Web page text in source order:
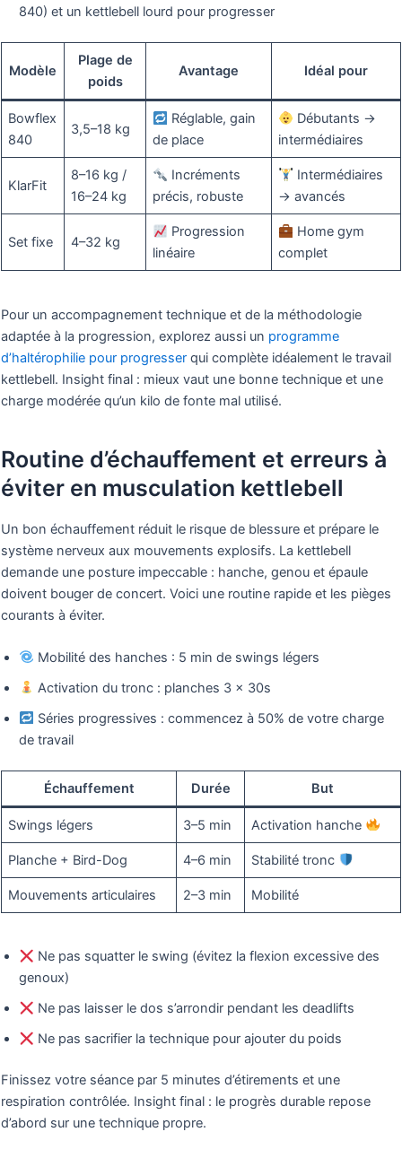
840) et un kettlebell lourd pour progresser
Modèle
Plage de
poids
Avantage Idéal pour
Bowflex
840
3,5–18 kg
Réglable, gain
de place
Débutants →
intermédiaires
KlarFit
8–16 kg /
16–24 kg
Incréments
précis, robuste
Intermédiaires
→ avancés
Set fixe 4–32 kg
Progression
linéaire
Home gym
complet
Pour un accompagnement technique et de la méthodologie
adaptée à la progression, explorez aussi un programme
d’haltérophilie pour progresser qui complète idéalement le travail
kettlebell. Insight final : mieux vaut une bonne technique et une
charge modérée qu’un kilo de fonte mal utilisé.
Routine d’échauffement et erreurs à
éviter en musculation kettlebell
Un bon échauffement réduit le risque de blessure et prépare le
système nerveux aux mouvements explosifs. La kettlebell
demande une posture impeccable : hanche, genou et épaule
doivent bouger de concert. Voici une routine rapide et les pièges
courants à éviter.
Mobilité des hanches : 5 min de swings légers
Activation du tronc : planches 3 × 30s
Séries progressives : commencez à 50% de votre charge
de travail
Échauffement Durée But
Swings légers 3–5 min Activation hanche
Planche + Bird-Dog 4–6 min Stabilité tronc
Mouvements articulaires 2–3 min Mobilité
Ne pas squatter le swing (évitez la flexion excessive des
genoux)
Ne pas laisser le dos s’arrondir pendant les deadlifts
Ne pas sacrifier la technique pour ajouter du poids
Finissez votre séance par 5 minutes d’étirements et une
respiration contrôlée. Insight final : le progrès durable repose
d’abord sur une technique propre.